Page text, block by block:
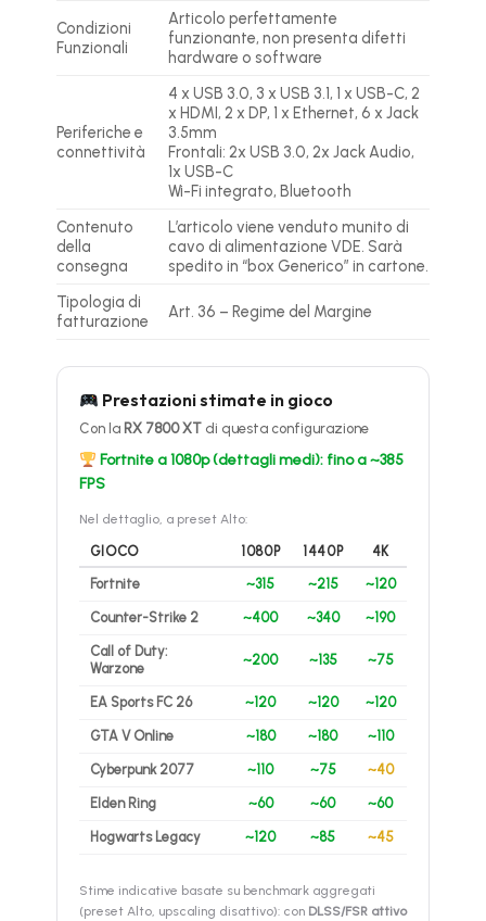
Condizioni
Funzionali
Articolo perfettamente
funzionante, non presenta difetti
hardware o software
Periferiche e
connettività
4 x USB 3.0, 3 x USB 3.1, 1 x USB-C, 2
x HDMI, 2 x DP, 1 x Ethernet, 6 x Jack
3.5mm
Frontali: 2x USB 3.0, 2x Jack Audio,
1x USB-C
Wi-Fi integrato, Bluetooth
Contenuto
della
consegna
L’articolo viene venduto munito di
cavo di alimentazione VDE. Sarà
spedito in “box Generico” in cartone.
Tipologia di
fatturazione
Art. 36 – Regime del Margine
Prestazioni stimate in gioco
Con la RX 7800 XTdi questa configurazione
Fortnite a 1080p (dettagli medi): fino a ~385
FPS
Nel dettaglio, a preset Alto:
GIOCO 1080P 1440P
4K
Fortnite
~315 ~215 ~120
Counter-Strike 2 ~400 ~340 ~190
Call of Duty:
Warzone
~200 ~135 ~75
EA Sports FC 26 ~120 ~120 ~120
GTA V Online ~180 ~180 ~110
Cyberpunk 2077 ~110 ~75 ~40
Elden Ring ~60 ~60 ~60
Hogwarts Legacy ~120 ~85 ~45
Stime indicative basate su benchmark aggregati
(preset Alto, upscaling disattivo): con DLSS/FSR attivo